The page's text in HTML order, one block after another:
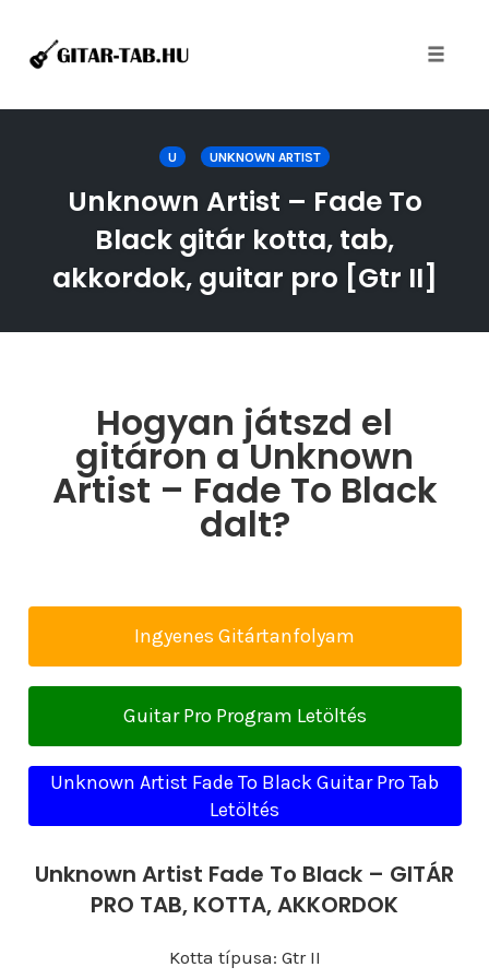
U UNKNOWN ARTIST
Unknown Artist – Fade To
Black gitár kotta, tab,
akkordok, guitar pro [Gtr II]
Hogyan játszd el
gitáron a Unknown
Artist – Fade To Black
dalt?
Ingyenes Gitártanfolyam
Guitar Pro Program Letöltés
Unknown Artist Fade To Black Guitar Pro Tab
Letöltés
Unknown Artist Fade To Black – GITÁR
PRO TAB, KOTTA, AKKORDOK
Kotta típusa: Gtr II